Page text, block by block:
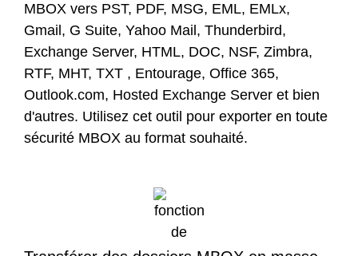
MBOX vers PST, PDF, MSG, EML, EMLx,
Gmail, G Suite, Yahoo Mail, Thunderbird,
Exchange Server, HTML, DOC, NSF, Zimbra,
RTF, MHT, TXT , Entourage, Office 365,
Outlook.com, Hosted Exchange Server et bien
d'autres. Utilisez cet outil pour exporter en toute
sécurité MBOX au format souhaité.